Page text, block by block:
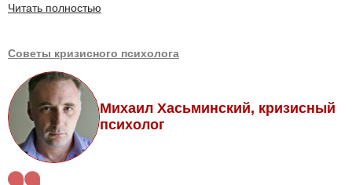
Читать полностью
Советы кризисного психолога
Михаил Хасьминский, кризисный
психолог